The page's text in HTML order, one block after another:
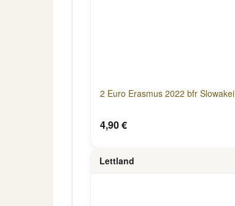
2 Euro Erasmus 2022 bfr Slowakei
4,90 €
Lettland